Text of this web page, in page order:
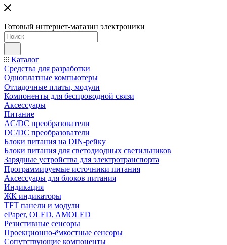
Готовый интернет-магазин электроники
Каталог
Средства для разработки
Одноплатные компьютеры
Отладочные платы, модули
Компоненты для беспроводной связи
Аксессуары
Питание
AC/DC преобразователи
DC/DC преобразователи
Блоки питания на DIN-рейку
Блоки питания для светодиодных светильников
Зарядные устройства для электротранспорта
Программируемые источники питания
Аксессуары для блоков питания
Индикация
ЖК индикаторы
TFT панели и модули
ePaper, OLED, AMOLED
Резистивные сенсоры
Проекционно-ёмкостные сенсоры
Сопутствующие компоненты